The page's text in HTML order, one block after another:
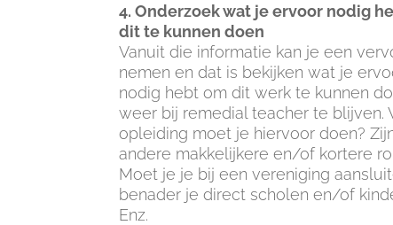
4. Onderzoek wat je ervoor nodig
dit te kunnen doen
Vanuit die informatie kan je een
nemen en dat is bekijken wat je
nodig hebt om dit werk te kunnen
weer bij remedial teacher te blijven.
opleiding moet je hiervoor doen?
andere makkelijkere en/of kortere
Moet je je bij een vereniging
benader je direct scholen en/of
Enz.